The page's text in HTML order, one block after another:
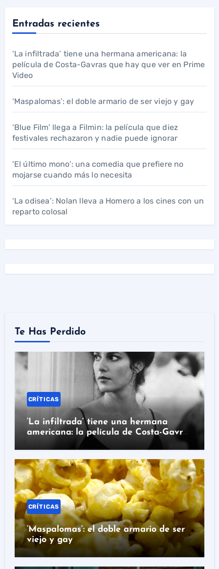
Entradas recientes
‘La infiltrada’ tiene una hermana americana: la
película de Costa-Gavras que hay que ver en Prime
Video
‘Maspalomas’: el doble armario de ser viejo y gay
‘Blue Film’ llega a Filmin: la película que diez
festivales rechazaron y nadie puede ignorar
‘El último mono’: una comedia que prefiere no
mojarse cuando más lo necesita
‘La odisea’: Nolan lleva a Homero a los cines con un
reparto colosal
Te Has Perdido
CRÍTICAS
‘La infiltrada’ tiene una hermana
americana: la película de Costa-Gavras
que hay que ver en Prime Video
CRÍTICAS
‘Maspalomas’: el doble armario de ser
viejo y gay